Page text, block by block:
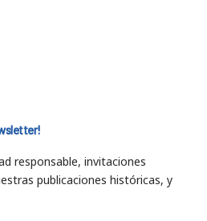
responsable, invitaciones
publicaciones históricas, y